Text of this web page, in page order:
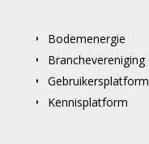
Bodemenergie
Branchevereniging
Gebruikersplatform
Kennisplatform